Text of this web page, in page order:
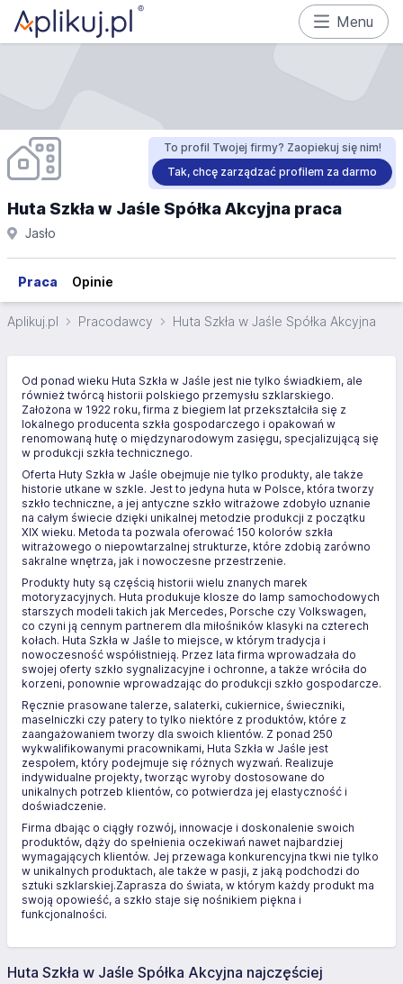
Menu
To profil Twojej firmy? Zaopiekuj się nim!
Tak, chcę zarządzać profilem za darmo
Huta Szkła w Jaśle Spółka Akcyjna praca
Jasło
Praca Opinie
Aplikuj.pl Pracodawcy Huta Szkła w Jaśle Spółka Akcyjna
Od ponad wieku Huta Szkła w Jaśle jest nie tylko świadkiem, ale
również twórcą historii polskiego przemysłu szklarskiego.
Założona w 1922 roku, firma z biegiem lat przekształciła się z
lokalnego producenta szkła gospodarczego i opakowań w
renomowaną hutę o międzynarodowym zasięgu, specjalizującą się
w produkcji szkła technicznego.
Oferta Huty Szkła w Jaśle obejmuje nie tylko produkty, ale także
historie utkane w szkle. Jest to jedyna huta w Polsce, która tworzy
szkło techniczne, a jej antyczne szkło witrażowe zdobyło uznanie
na całym świecie dzięki unikalnej metodzie produkcji z początku
XIX wieku. Metoda ta pozwala oferować 150 kolorów szkła
witrażowego o niepowtarzalnej strukturze, które zdobią zarówno
sakralne wnętrza, jak i nowoczesne przestrzenie.
Produkty huty są częścią historii wielu znanych marek
motoryzacyjnych. Huta produkuje klosze do lamp samochodowych
starszych modeli takich jak Mercedes, Porsche czy Volkswagen,
co czyni ją cennym partnerem dla miłośników klasyki na czterech
kołach. Huta Szkła w Jaśle to miejsce, w którym tradycja i
nowoczesność współistnieją. Przez lata firma wprowadzała do
swojej oferty szkło sygnalizacyjne i ochronne, a także wróciła do
korzeni, ponownie wprowadzając do produkcji szkło gospodarcze.
Ręcznie prasowane talerze, salaterki, cukiernice, świeczniki,
maselniczki czy patery to tylko niektóre z produktów, które z
zaangażowaniem tworzy dla swoich klientów. Z ponad 250
wykwalifikowanymi pracownikami, Huta Szkła w Jaśle jest
zespołem, który podejmuje się różnych wyzwań. Realizuje
indywidualne projekty, tworząc wyroby dostosowane do
unikalnych potrzeb klientów, co potwierdza jej elastyczność i
doświadczenie.
Firma dbając o ciągły rozwój, innowacje i doskonalenie swoich
produktów, dąży do spełnienia oczekiwań nawet najbardziej
wymagających klientów. Jej przewaga konkurencyjna tkwi nie tylko
w unikalnych produktach, ale także w pasji, z jaką podchodzi do
sztuki szklarskiej.Zaprasza do świata, w którym każdy produkt ma
swoją opowieść, a szkło staje się nośnikiem piękna i
funkcjonalności.
Huta Szkła w Jaśle Spółka Akcyjna najczęściej